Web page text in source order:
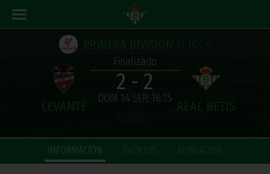
PRIMERA DIVISIÓN// Jor. 4
Finalizado
2 - 2
DOM 14 SEP, 16:15
INFORMACIÓN EVENTOS ALINEACIÓN